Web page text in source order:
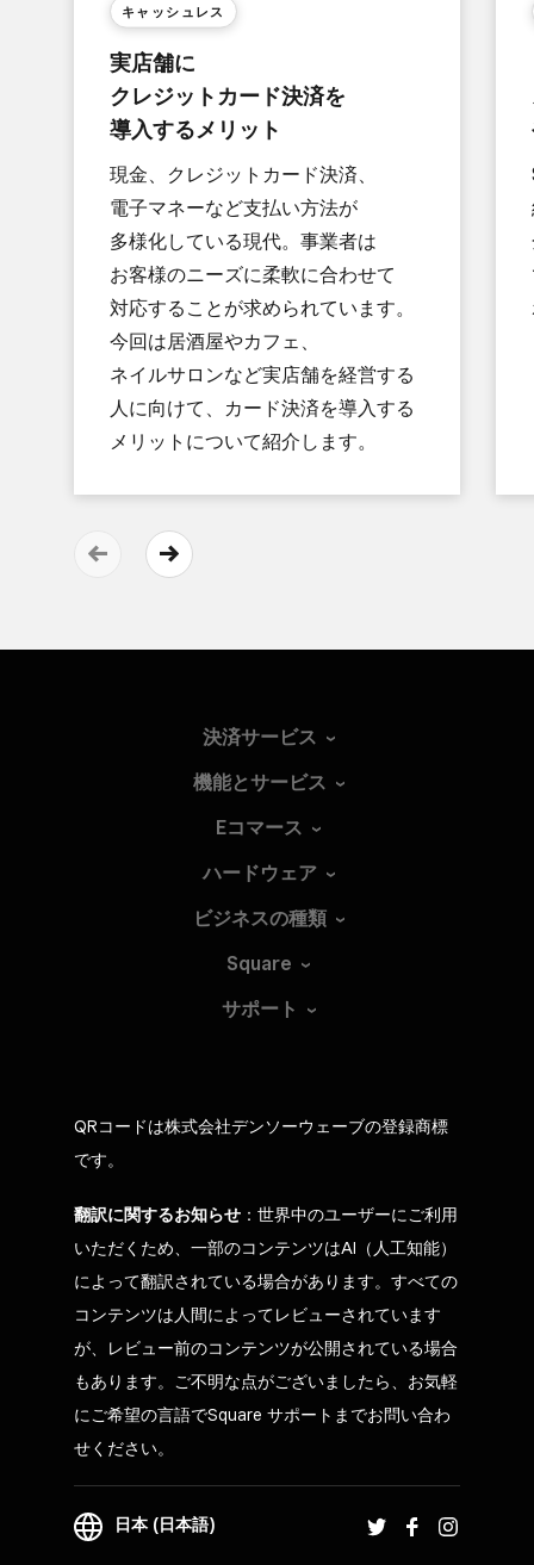
キャッシュレス
実店舗に​
クレジットカード決済を​
導入する​メリット
現金、​クレジットカード決済、​
電子マネーなど​支払い方​法が​
多様化している​現代。​事業者は​
お客様の​ニーズに​柔軟に​合わせて​
対応する​ことが​求められています。​
今回は​居酒屋や​カフェ、​
ネイルサロンなど​実店舗を​経営する​
人に​向けて、​カード決済を​導入する​
メリットに​ついて​紹介します。
決済サービス
機能とサービス
Eコマース
ハードウェア
ビジネスの種類
Square
サポート
QRコードは株式会社デンソーウェーブの登録商標
です。
翻訳に関するお知らせ ：世界中のユーザーにご利用
いただくため、一部のコンテンツはAI（人工知能）
によって翻訳されている場合があります。すべての
コンテンツは人間によってレビューされています
が、レビュー前のコンテンツが公開されている場合
もあります。ご不明な点がございましたら、お気軽
にご希望の言語でSquare サポートまでお問い合わ
せください。
日本 (日本語)